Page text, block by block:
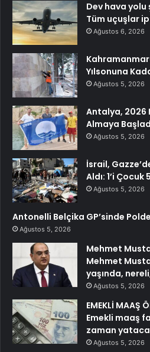
Dev hava yolu
Tüm uçuşlar
Ağustos 6, 2026
Yılsonuna
Ağustos 5, 2026
Antalya, 2026
Almaya
Ağustos 5, 2026
İsrail,
Aldı: 1’i Çocuk
Ağustos 5, 2026
Antonelli Belçika GP’sinde
Ağustos 5, 2026
Mehmet
Mehmet
yaşında,
Ağustos 5, 2026
EMEKLİ MAAŞ
Emekli maaş
zaman
Ağustos 5, 2026